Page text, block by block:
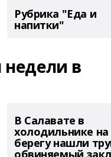
Рубрика "Еда и
напитки"
недели в
В Салавате в
холодильнике на
берегу нашли
обвиняемый